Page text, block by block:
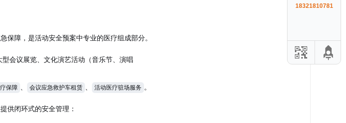
保障，是活动安全预案中专业的医疗组成部分。
型会议展览、文化演艺活动（音乐节、演唱
保障 会议应急救护车租赁 活动医疗驻场服务 。
供闭环式的安全管理：
18321810781